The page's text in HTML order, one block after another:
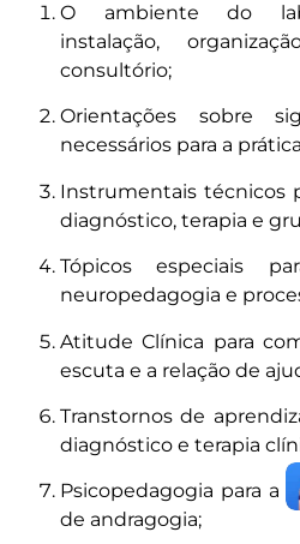
O ambiente do
instalação,
consultório;
Orientações sobre
necessários para a
Instrumentais técnicos
diagnóstico, terapia e
Tópicos especiais
neuropedagogia e
Atitude Clínica para
escuta e a relação de
Transtornos de
diagnóstico e terapia
Psicopedagogia para a
de andragogia;